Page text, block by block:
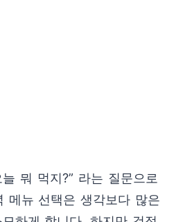
뭐 먹지?” 라는 질문으로
메뉴 선택은 생각보다 많은